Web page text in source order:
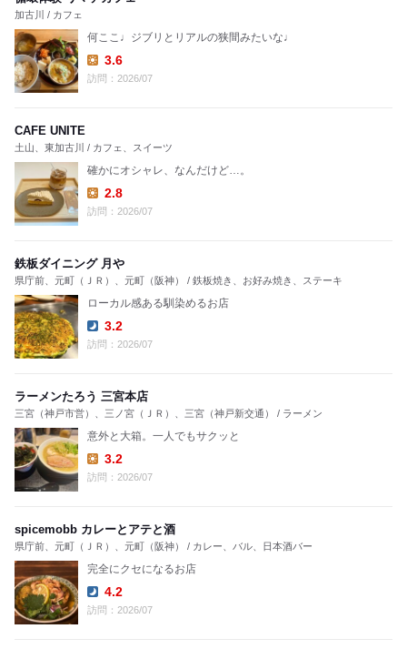
加古川 / カフェ
何ここ♩ジブリとリアルの狭間みたいな♩
Lunch:
3.6
訪問：2026/07
CAFE UNITE
土山、東加古川 / カフェ、スイーツ
確かにオシャレ、なんだけど…。
Lunch:
2.8
訪問：2026/07
鉄板ダイニング 月や
県庁前、元町（ＪＲ）、元町（阪神） / 鉄板焼き、お好み焼き、ステーキ
ローカル感ある馴染めるお店
Dinner:
3.2
訪問：2026/07
ラーメンたろう 三宮本店
三宮（神戸市営）、三ノ宮（ＪＲ）、三宮（神戸新交通） / ラーメン
意外と大箱。一人でもサクッと
Lunch:
3.2
訪問：2026/07
spicemobb カレーとアテと酒
県庁前、元町（ＪＲ）、元町（阪神） / カレー、バル、日本酒バー
完全にクセになるお店
Dinner:
4.2
訪問：2026/07